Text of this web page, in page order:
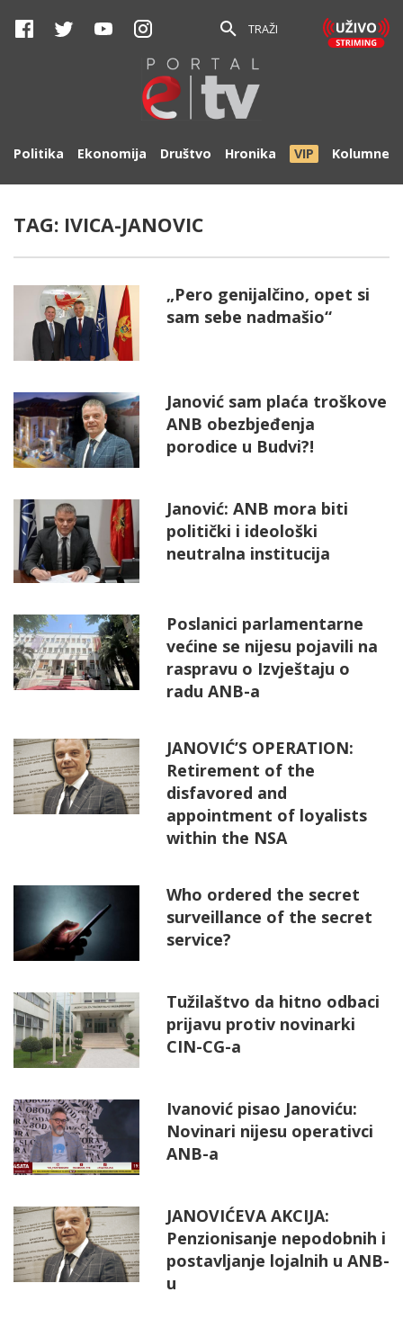
TRAŽI
Politika Ekonomija Društvo Hronika VIP Kolumne
TAG: IVICA-JANOVIC
„Pero genijalčino, opet si
sam sebe nadmašio“
Janović sam plaća troškove
ANB obezbjeđenja
porodice u Budvi?!
Janović: ANB mora biti
politički i ideološki
neutralna institucija
Poslanici parlamentarne
većine se nijesu pojavili na
raspravu o Izvještaju o
radu ANB-a
JANOVIĆ’S OPERATION:
Retirement of the
disfavored and
appointment of loyalists
within the NSA
Who ordered the secret
surveillance of the secret
service?
Tužilaštvo da hitno odbaci
prijavu protiv novinarki
CIN-CG-a
Ivanović pisao Janoviću:
Novinari nijesu operativci
ANB-a
JANOVIĆEVA AKCIJA:
Penzionisanje nepodobnih i
postavljanje lojalnih u ANB-
u